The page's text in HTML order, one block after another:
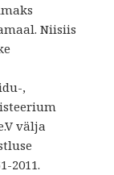
Niisiis
,
välja
2011.